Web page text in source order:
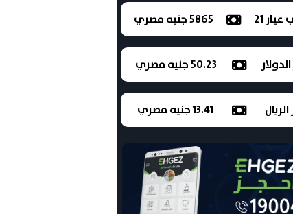
21 5865 جنيه مصري
50.23 جنيه مصري
13.41 جنيه مصري